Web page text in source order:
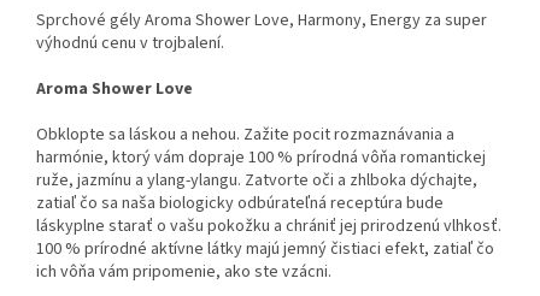
Sprchové gély Aroma Shower Love, Harmony, Energy za super
výhodnú cenu v trojbalení.
Aroma Shower Love
Obklopte sa láskou a nehou. Zažite pocit rozmaznávania a
harmónie, ktorý vám dopraje 100 % prírodná vôňa romantickej
ruže, jazmínu a ylang-ylangu. Zatvorte oči a zhlboka dýchajte,
zatiaľ čo sa naša biologicky odbúrateľná receptúra bude
láskyplne starať o vašu pokožku a chrániť jej prirodzenú vlhkosť.
100 % prírodné aktívne látky majú jemný čistiaci efekt, zatiaľ čo
ich vôňa vám pripomenie, ako ste vzácni.